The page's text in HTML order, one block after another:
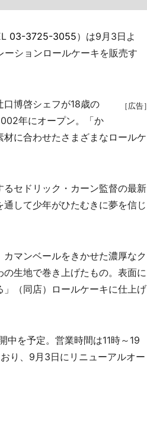
03-3725-3055）は9月3日よ
ションロールケーキを販売す
［広告］
博啓シェフが18歳の
年にオープン。「か
に合わせたさまざまなロールケ
セドリック・カーン監督の最新
して少年がひたむきに夢を信じ
マンベールをきかせた濃厚なク
生地で巻き上げたもの。表面に
（同店）ロールケーキに仕上げ
を予定。営業時間は11時～19
り、9月3日にリニューアルオー